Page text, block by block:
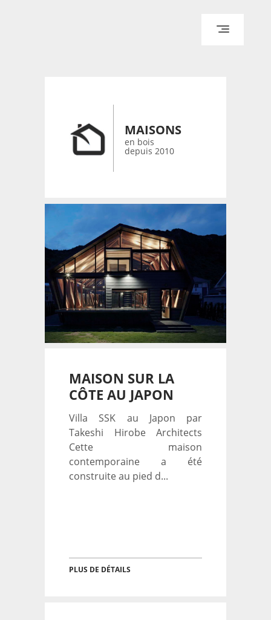
CONTACT
MAISONS
en bois
depuis 2010
MAISON SUR LA
CÔTE AU JAPON
Villa SSK au Japon par
Takeshi Hirobe Architects
Cette maison
contemporaine a été
construite au pied d...
PLUS DE DÉTAILS